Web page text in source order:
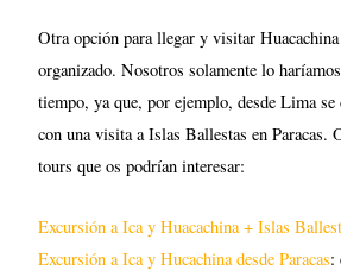
Otra opción para llegar y visitar
organizado. Nosotros solamente lo
tiempo, ya que, por ejemplo, desde Lima
con una visita a Islas Ballestas en Paracas.
tours que os podrían interesar:
Excursión a Ica y Huacachina + Islas
Excursión a Ica y Hucachina desde Paracas: